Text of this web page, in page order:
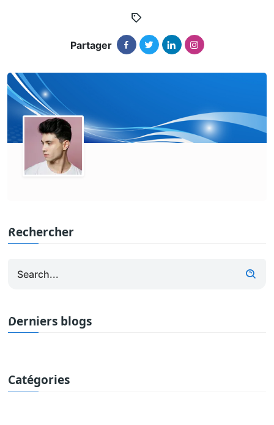
Partager
Rechercher
Derniers blogs
Catégories